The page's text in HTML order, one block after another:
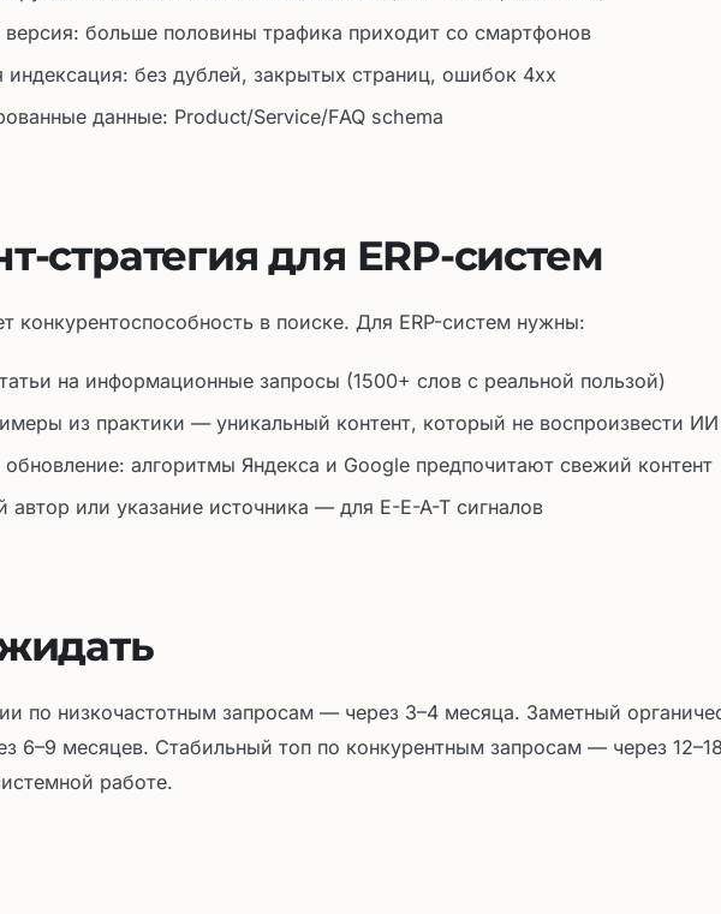
больше половины трафика приходит со смартфонов
индексация: без дублей, закрытых страниц, ошибок 4xx
данные: Product/Service/FAQ schema
стратегия для ERP-систем
конкурентоспособность в поиске. Для ERP-систем нужны:
на информационные запросы (1500+ слов с реальной пользой)
из практики — уникальный контент, который не воспроизвести ИИ
обновление: алгоритмы Яндекса и Google предпочитают свежий контент
автор или указание источника — для E-E-A-T сигналов
по низкочастотным запросам — через 3–4 месяца. Заметный
6–9 месяцев. Стабильный топ по конкурентным запросам — через 12–18
работе.